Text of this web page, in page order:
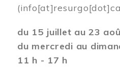
du 15 juillet au 23
du mercredi au
11 h - 17 h